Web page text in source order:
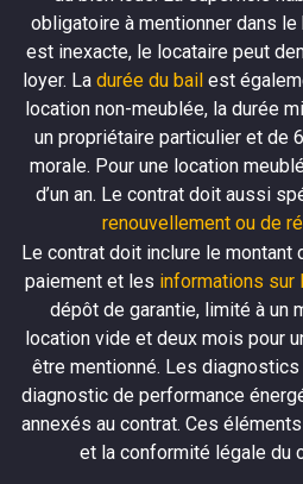
obligatoire à mentionner dans
est inexacte, le locataire peut
loyer. La durée du bail est
location non-meublée, la durée
un propriétaire particulier et de
morale. Pour une location
d’un an. Le contrat doit aussi
renouvellement ou de
Le contrat doit inclure le montant
paiement et les informations sur
dépôt de garantie, limité à un
location vide et deux mois pour
être mentionné. Les
diagnostic de performance
annexés au contrat. Ces
et la conformité légale du